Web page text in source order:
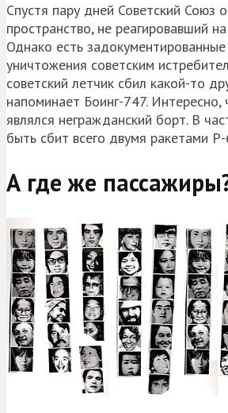
Спустя пару дней Советский
пространство, не реагировавший
Однако есть
уничтожения советским
советский летчик сбил какой-то
напоминает Боинг-747.
являлся негражданский борт. В
быть сбит всего двумя ракетами
А где же